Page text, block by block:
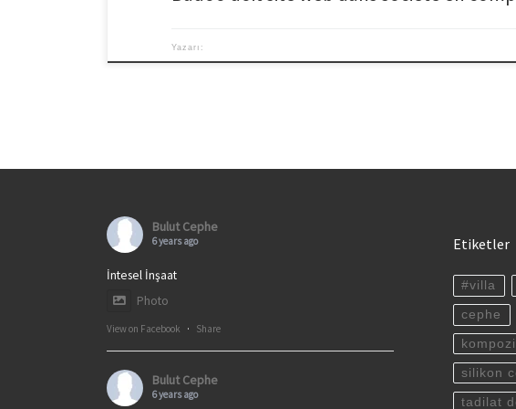
Yazarı:
Bulut Cephe
6 years ago
İntesel İnşaat
Photo
View on Facebook · Share
Bulut Cephe
6 years ago
Etiketler
#villa
cephe
silikon
tadilat